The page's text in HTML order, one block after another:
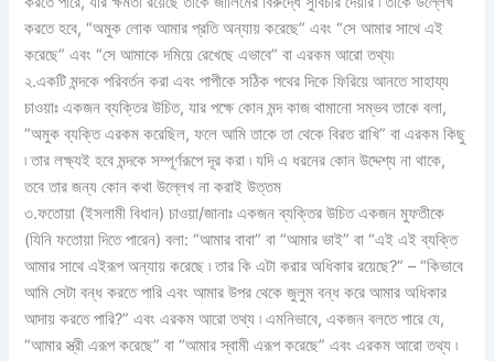
করতে হবে, “অমুক লোক আমার প্রতি অন্যায় করেছে” এবং “সে আমার সাথে এই
করেছে” এবং “সে আমাকে দমিয়ে রেখেছে এভাবে” বা এরকম আরো তথ্য৷
২.একটি মন্দকে পরিবর্তন করা এবং পাপীকে সঠিক পথের দিকে ফিরিয়ে আনতে সাহায্য
চাওয়াঃ একজন ব্যক্তির উচিত, যার পক্ষে কোন মন্দ কাজ থামানো সম্ভব তাকে বলা,
“অমুক ব্যক্তি এরকম করেছিল, ফলে আমি তাকে তা থেকে বিরত রাখি” বা এরকম কিছু
৷ তার লক্ষ্যই হবে মন্দকে সম্পূর্ণরূপে দূর করা ৷ যদি এ ধরনের কোন উদ্দেশ্য না থাকে,
তবে তার জন্য কোন কথা উল্লেখ না করাই উত্তম
৩.ফতোয়া (ইসলামী বিধান) চাওয়া/জানাঃ একজন ব্যক্তির উচিত একজন মুফতীকে
(যিনি ফতোয়া দিতে পারেন) বলা: “আমার বাবা” বা “আমার ভাই” বা “এই এই ব্যক্তি
আমার সাথে এইরূপ অন্যায় করেছে ৷ তার কি এটা করার অধিকার রয়েছে?” – “কিভাবে
আমি সেটা বন্ধ করতে পারি এবং আমার উপর থেকে জুলুম বন্ধ করে আমার অধিকার
আদায় করতে পারি?” এবং এরকম আরো তথ্য ৷ এমনিভাবে, একজন বলতে পারে যে,
“আমার স্ত্রী এরূপ করেছে” বা “আমার স্বামী এরূপ করেছে” এবং এরকম আরো তথ্য ৷